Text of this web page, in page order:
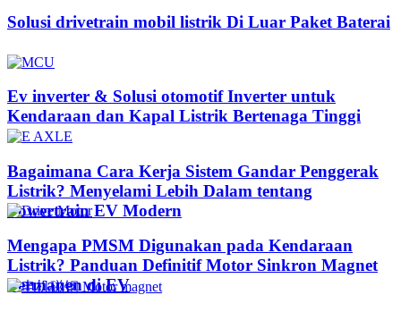
Solusi drivetrain mobil listrik Di Luar Paket Baterai
Ev inverter & Solusi otomotif Inverter untuk
Kendaraan dan Kapal Listrik Bertenaga Tinggi
Bagaimana Cara Kerja Sistem Gandar Penggerak
Listrik? Menyelami Lebih Dalam tentang
Powertrain EV Modern
Mengapa PMSM Digunakan pada Kendaraan
Listrik? Panduan Definitif Motor Sinkron Magnet
Permanen di EV